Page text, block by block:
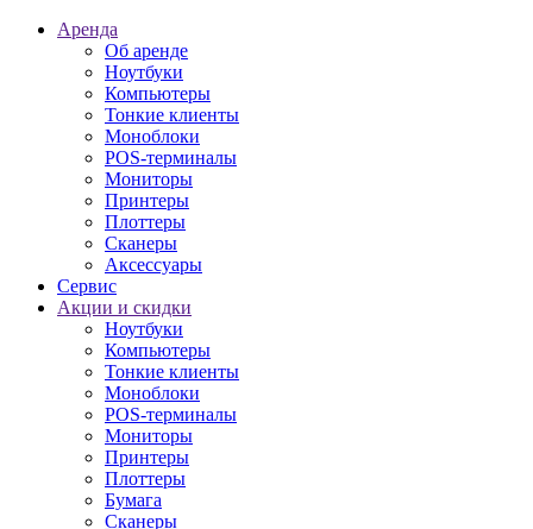
Аренда
Об аренде
Ноутбуки
Компьютеры
Тонкие клиенты
Моноблоки
POS-терминалы
Мониторы
Принтеры
Плоттеры
Сканеры
Аксессуары
Сервис
Акции и скидки
Ноутбуки
Компьютеры
Тонкие клиенты
Моноблоки
POS-терминалы
Мониторы
Принтеры
Плоттеры
Бумага
Сканеры